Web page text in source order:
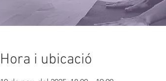
Hora i ubicació